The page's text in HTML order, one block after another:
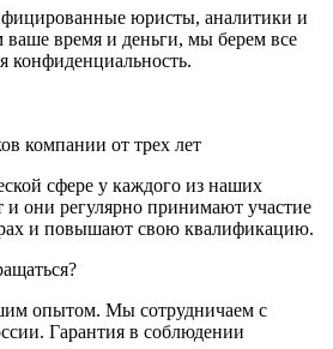
юристы, аналитики и
время и деньги, мы берем все
конфиденциальность.
компании от трех лет
сфере у каждого из наших
и они регулярно принимают участие
и повышают свою квалификацию.
опытом. Мы сотрудничаем с
Гарантия в соблюдении